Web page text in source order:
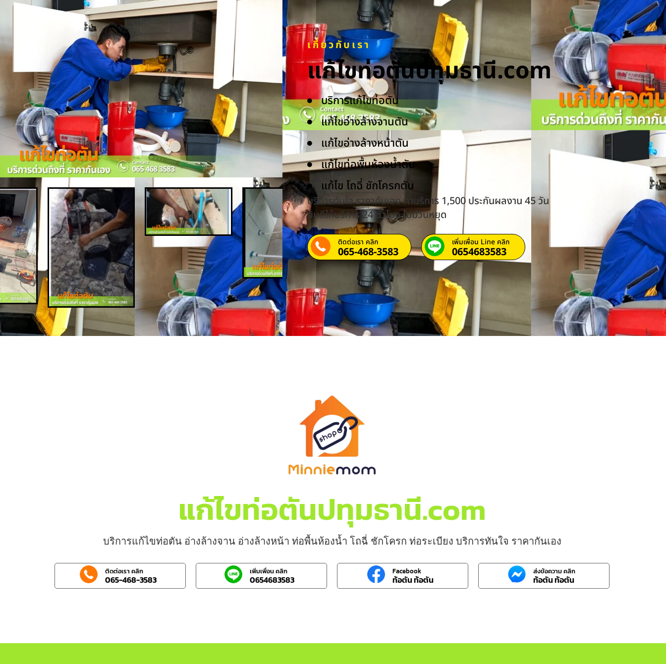
เกี่ยวกับเรา
แก้ไขท่อตันปทุมธานี.com
บริการแก้ไขท่อตัน
แก้ไขอ่างล้างจานตัน
แก้ไขอ่างล้างหน้าตัน
แก้ไขท่อพื้นห้องน้ำตัน
แก้ไข โถฉี่ ชักโครกตัน
บริการทันใจ ราคากันเอง ค่าบริการ 1,500 ประกันผลงาน 45 วัน
ยินดีให้บริการ 24 ชั่วโมง ไม่มีวันหยุด
ติดต่อเรา คลิก
065-468-3583
เพิ่มเพื่อน Line คลิก
0654683583
แก้ไขท่อตันปทุมธานี.com
บริการแก้ไขท่อตัน อ่างล้างจาน อ่างล้างหน้า ท่อพื้นห้องน้ำ โถฉี่ ชักโครก ท่อระเบียง บริการทันใจ ราคากันเอง
ติดต่อเรา คลิก
065-468-3583
เพิ่มเพื่อน คลิก
0654683583
Facebook
ท้อตัน ท้อตัน
ส่งข้อความ คลิก
ท้อตัน ท้อตัน